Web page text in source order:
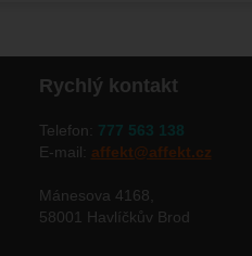
Rychlý kontakt
Telefon: 777 563 138
E-mail: affekt@affekt.cz
Mánesova 4168,
58001 Havlíčkův Brod